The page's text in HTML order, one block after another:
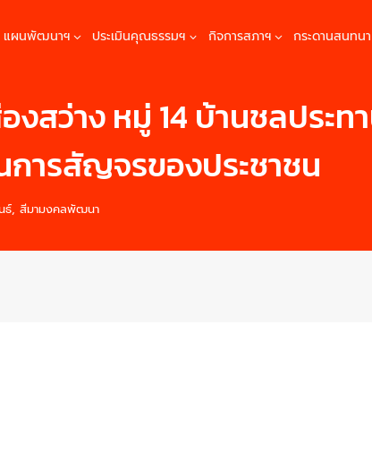
แผนพัฒนาฯ ประเมินคุณธรรมฯ กิจการสภาฯ กระดานสนทนา
สว่าง หมู่ 14 บ้านชลประท
การสัญจรของประชาชน
ธ์, สีมามงคลพัฒนา